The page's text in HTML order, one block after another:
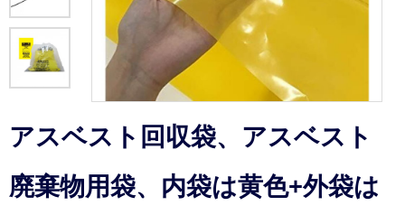
アスベスト回収袋、アスベスト
廃棄物用袋、内袋は黄色+外袋は